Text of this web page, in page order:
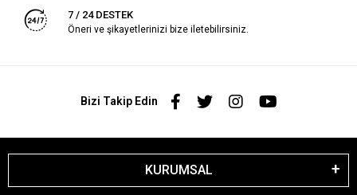
7 / 24 DESTEK
Öneri ve şikayetlerinizi bize iletebilirsiniz.
Bizi Takip Edin
KURUMSAL